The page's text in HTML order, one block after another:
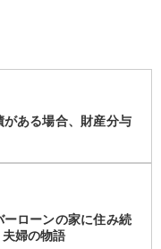
ある場合、財産分与
ローンの家に住み続
婦の物語